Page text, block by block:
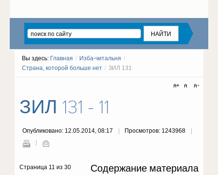
Вы здесь: Главная / Изба-читальня /
Страна, которой больше нет / ЗИЛ 131
ЗИЛ 131 - 11
Опубликовано: 12.05.2014, 08:17 Просмотров: 1243968
Содержание материала
Страница 11 из 30